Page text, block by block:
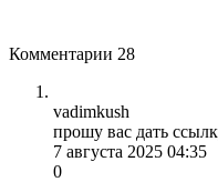
Комментарии 28
vadimkush
прошу вас дать
7 августа 2025 04:35
0